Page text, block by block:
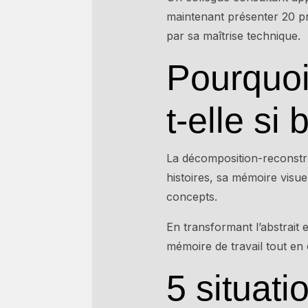
maintenant présenter 20
par sa maîtrise technique.
t-elle si
La décomposition-
histoires, sa mémoire
concepts.
En transformant
mémoire de travail tout
5